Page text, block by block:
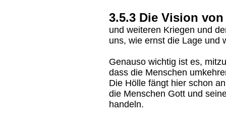
3.5.3 Die Vision
und weiteren Kriegen und
uns, wie ernst die Lage und
Genauso wichtig ist es,
dass die Menschen
Die Hölle fängt hier schon
die Menschen Gott und
handeln.